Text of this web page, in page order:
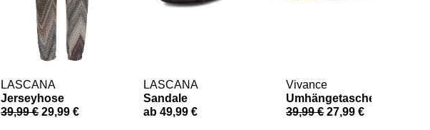
LASCANA
Jerseyhose
39,99 € 29,99 €
LASCANA
Sandale
ab 49,99 €
Vivance
Umhängetasche
39,99 € 27,99 €